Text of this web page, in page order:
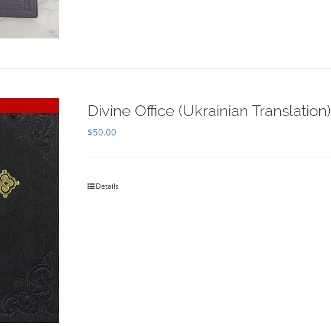
Divine Office (Ukrainian Translation)
$50.00
Details